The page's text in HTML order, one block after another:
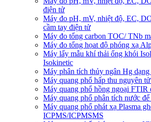
điện tử
Máy đo pH, mV, nhiệt độ, EC,
cầm tay điện tử
Máy đo tổng carbon TOC/ TNb
Máy đo tổng họat độ phóng xạ
Máy lấy mẫu khí thải ống khói
Isokinetic
Máy phân tích thủy ngân Hg dạng
Máy quang phổ hấp thu nguyên
Máy quang phổ hồng ngoại FTIR
Máy quang phổ phân tích nước
Máy quang phổ phát xạ Plasma
ICPMS/ICPMSMS